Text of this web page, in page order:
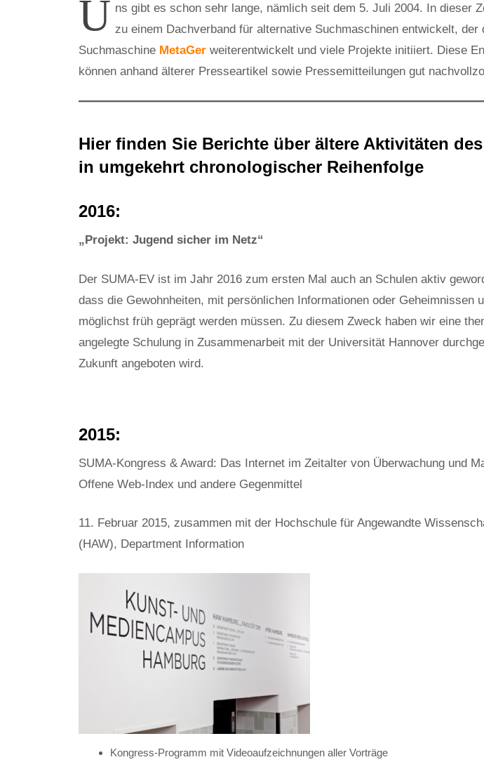
U ns gibt es schon sehr lange, nämlich seit dem 5. Juli 2004. In dieser
zu einem Dachverband für alternative Suchmaschinen entwickelt, der
Suchmaschine MetaGer weiterentwickelt und viele Projekte initiiert. Diese
können anhand älterer Presseartikel sowie Pressemitteilungen gut
Hier finden Sie Berichte über ältere Aktivitäten des
in umgekehrt chronologischer Reihenfolge
2016:
„Projekt: Jugend sicher im Netz“
Der SUMA-EV ist im Jahr 2016 zum ersten Mal auch an Schulen aktiv
dass die Gewohnheiten, mit persönlichen Informationen oder Geheimnissen
möglichst früh geprägt werden müssen. Zu diesem Zweck haben wir eine
angelegte Schulung in Zusammenarbeit mit der Universität Hannover
Zukunft angeboten wird.
2015:
SUMA-Kongress & Award: Das Internet im Zeitalter von Überwachung und
Offene Web-Index und andere Gegenmittel
11. Februar 2015, zusammen mit der Hochschule für Angewandte
(HAW), Department Information
Kongress-Programm mit Videoaufzeichnungen aller Vorträge